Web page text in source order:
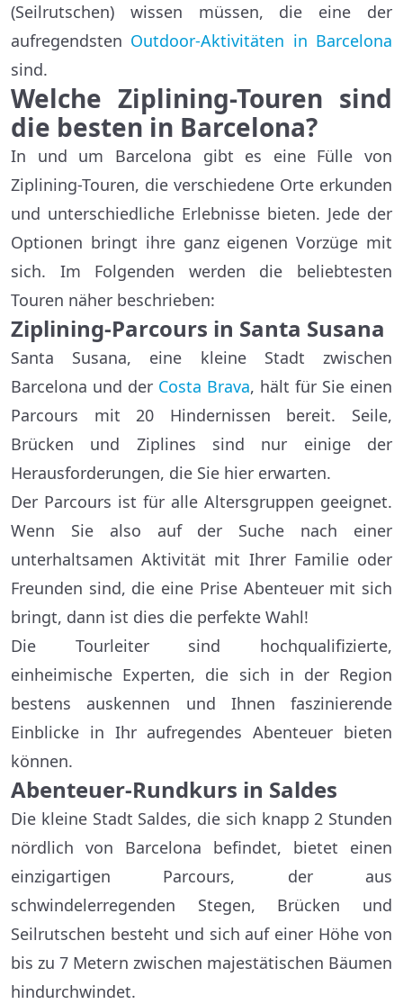
(Seilrutschen) wissen müssen, die eine der
aufregendsten Outdoor-Aktivitäten in Barcelona
sind.
Welche Ziplining-Touren sind
die besten in Barcelona?
In und um Barcelona gibt es eine Fülle von
Ziplining-Touren, die verschiedene Orte erkunden
und unterschiedliche Erlebnisse bieten. Jede der
Optionen bringt ihre ganz eigenen Vorzüge mit
sich. Im Folgenden werden die beliebtesten
Touren näher beschrieben:
Ziplining-Parcours in Santa Susana
Santa Susana, eine kleine Stadt zwischen
Barcelona und der Costa Brava, hält für Sie einen
Parcours mit 20 Hindernissen bereit. Seile,
Brücken und Ziplines sind nur einige der
Herausforderungen, die Sie hier erwarten.
Der Parcours ist für alle Altersgruppen geeignet.
Wenn Sie also auf der Suche nach einer
unterhaltsamen Aktivität mit Ihrer Familie oder
Freunden sind, die eine Prise Abenteuer mit sich
bringt, dann ist dies die perfekte Wahl!
Die Tourleiter sind hochqualifizierte,
einheimische Experten, die sich in der Region
bestens auskennen und Ihnen faszinierende
Einblicke in Ihr aufregendes Abenteuer bieten
können.
Abenteuer-Rundkurs in Saldes
Die kleine Stadt Saldes, die sich knapp 2 Stunden
nördlich von Barcelona befindet, bietet einen
einzigartigen Parcours, der aus
schwindelerregenden Stegen, Brücken und
Seilrutschen besteht und sich auf einer Höhe von
bis zu 7 Metern zwischen majestätischen Bäumen
hindurchwindet.